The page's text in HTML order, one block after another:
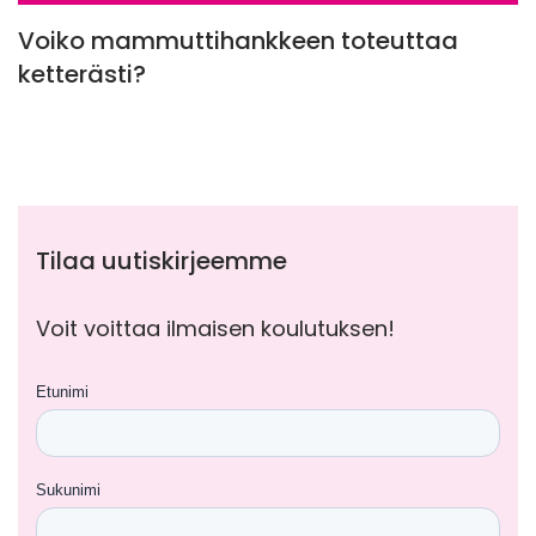
Voiko mammuttihankkeen toteuttaa
ketterästi?
Tilaa uutiskirjeemme
Voit voittaa ilmaisen koulutuksen!